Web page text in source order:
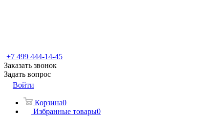
+7 499 444-14-45
Заказать звонок
Задать вопрос
Войти
Корзина0
Избранные товары0